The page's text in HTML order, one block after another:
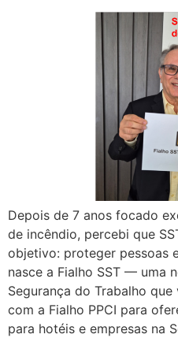
Depois de 7 anos focado
de incêndio, percebi que
objetivo: proteger pessoas
nasce a Fialho SST — uma
Segurança do Trabalho
com a Fialho PPCI para
para hotéis e empresas na